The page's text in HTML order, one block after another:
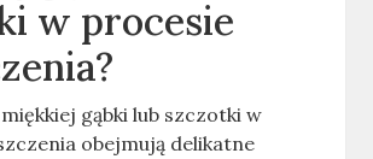
w procesie
gąbki lub szczotki w
obejmują delikatne